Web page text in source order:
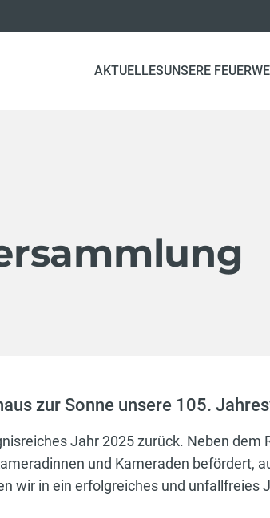
AKTUELLESUNSERE
zur Sonne unsere 105.
Jahr 2025 zurück. Neben dem
und Kameraden befördert,
wir in ein erfolgreiches und unfallfreies